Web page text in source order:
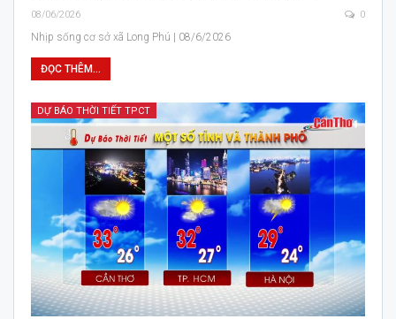
08/06/2026 0
Nhịp sống cơ sở xã Long Phú | 08/6/2026
ĐỌC THÊM...
DỰ BÁO THỜI TIẾT TPCT